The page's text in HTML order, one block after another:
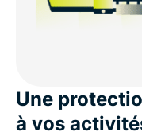
Une
à vos